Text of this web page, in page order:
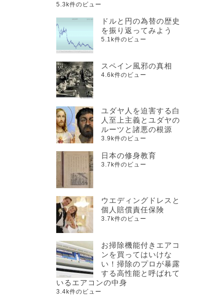
5.3k件のビュー
ドルと円の為替の歴史
を振り返ってみよう
5.1k件のビュー
スペイン風邪の真相
4.6k件のビュー
ユダヤ人を迫害する白
人至上主義とユダヤの
ルーツと諸悪の根源
3.9k件のビュー
日本の修身教育
3.7k件のビュー
ウエディングドレスと
個人賠償責任保険
3.7k件のビュー
お掃除機能付きエアコ
ンを買ってはいけな
い！掃除のプロが暴露
する高性能と呼ばれて
いるエアコンの中身
3.4k件のビュー